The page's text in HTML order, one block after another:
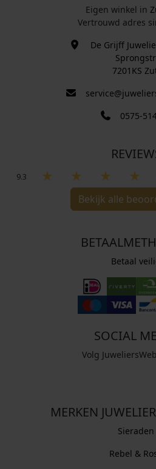
Eigen winkel in
Vertrouwd adres
De Grijff
7201KS
0575-
9.3
Bekijk alle
Betaal
SOCIAL
Volg
MERKEN
Sieraden
Rebel &